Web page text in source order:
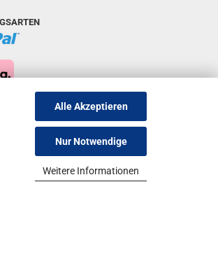
Alle Akzeptieren
Nur Notwendige
Weitere Informationen